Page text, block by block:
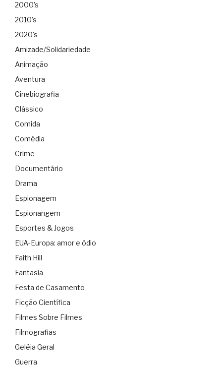
2000's
2010's
2020's
Amizade/Solidariedade
Animação
Aventura
Cinebiografia
Clássico
Comida
Comédia
Crime
Documentário
Drama
Espionagem
Espionangem
Esportes & Jogos
EUA-Europa: amor e ódio
Faith Hill
Fantasia
Festa de Casamento
Ficção Científica
Filmes Sobre Filmes
Filmografias
Geléia Geral
Guerra